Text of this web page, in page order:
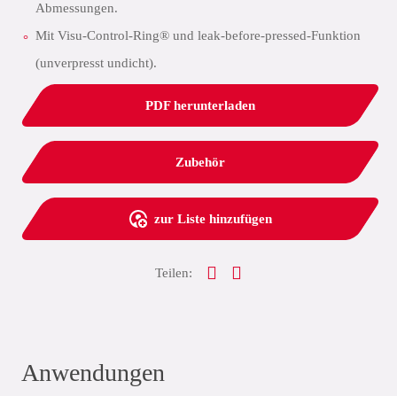
Abmessungen.
Mit Visu-Control-Ring® und leak-before-pressed-Funktion
(unverpresst undicht).
PDF herunterladen
Zubehör
zur Liste hinzufügen
Teilen:
Anwendungen